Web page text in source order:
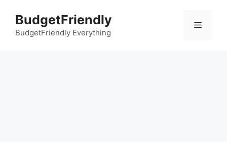
BudgetFriendly
BudgetFriendly Everything
메